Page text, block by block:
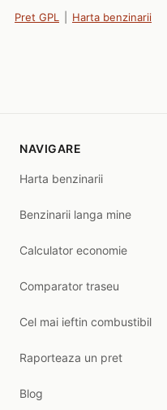
Pret GPL Harta benzinarii
NAVIGARE
Harta benzinarii
Benzinarii langa mine
Calculator economie
Comparator traseu
Cel mai ieftin combustibil
Raporteaza un pret
Blog